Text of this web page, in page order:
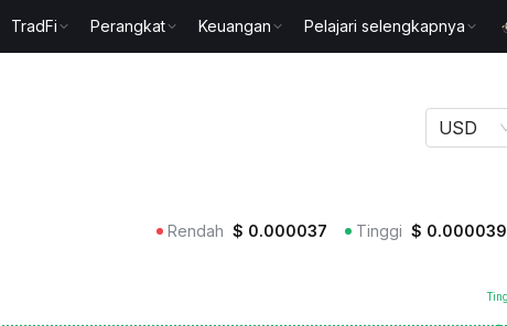
TradFi Perangkat Keuangan Pelajari selengkapnya
USD
Rendah $ 0.000037 Tinggi $ 0.000039